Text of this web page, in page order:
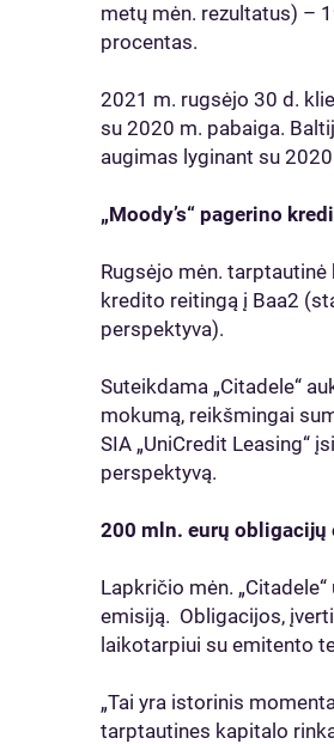
metų mėn. rezultatus) –
procentas.
2021 m. rugsėjo 30 d.
su 2020 m. pabaiga.
augimas lyginant su
„Moody’s“ pagerino
Rugsėjo mėn. tarptautinė
kredito reitingą į Baa2
perspektyva).
Suteikdama „Citadele“
mokumą, reikšmingai
SIA „UniCredit Leasing“
perspektyvą.
200 mln. eurų obligacijų
Lapkričio mėn.
emisiją. Obligacijos,
laikotarpiui su emitento
„Tai yra istorinis
tarptautines kapitalo